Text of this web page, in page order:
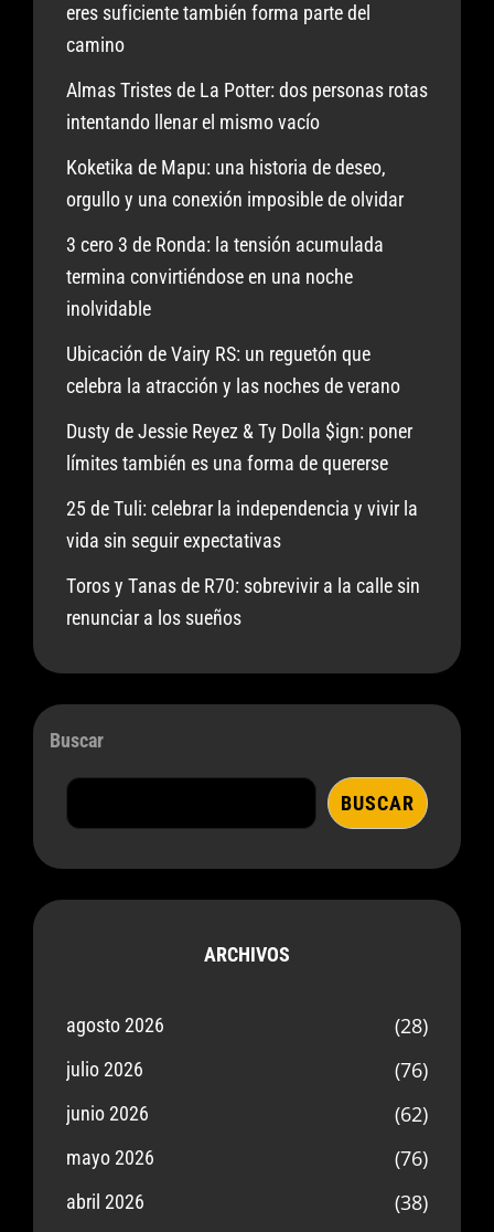
eres suficiente también forma parte del
camino
Almas Tristes de La Potter: dos personas rotas
intentando llenar el mismo vacío
Koketika de Mapu: una historia de deseo,
orgullo y una conexión imposible de olvidar
3 cero 3 de Ronda: la tensión acumulada
termina convirtiéndose en una noche
inolvidable
Ubicación de Vairy RS: un reguetón que
celebra la atracción y las noches de verano
Dusty de Jessie Reyez & Ty Dolla $ign: poner
límites también es una forma de quererse
25 de Tuli: celebrar la independencia y vivir la
vida sin seguir expectativas
Toros y Tanas de R70: sobrevivir a la calle sin
renunciar a los sueños
Buscar
BUSCAR
ARCHIVOS
agosto 2026 (28)
julio 2026 (76)
junio 2026 (62)
mayo 2026 (76)
abril 2026 (38)